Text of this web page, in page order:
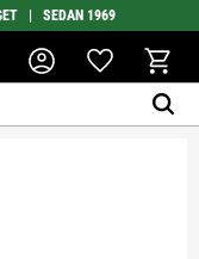
| SEDAN 1969
Favoriter